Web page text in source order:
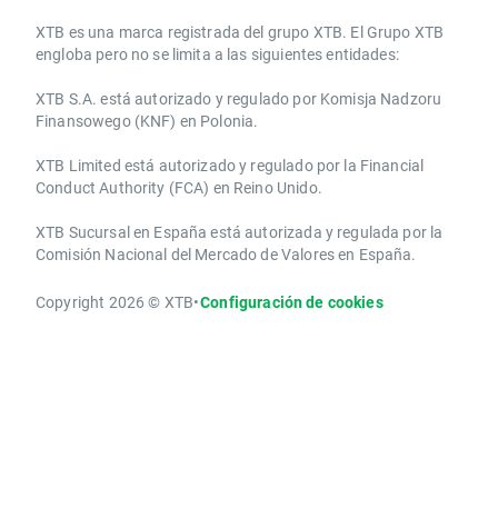
​​XTB es una marca registrada del grupo XTB. El Grupo XTB
engloba pero no se limita a las siguientes entidades:
XTB S.A.​ está autorizado y regulado por Komisja Nadzoru
Finansowego (KNF) ​en Polonia.
XTB Limited ​está autorizado y regulado por la ​Financial
Conduct Authority ​(FCA) en ​​Reino Unido.
XTB Sucursal en España está autorizada y regulada por la
Comisión Nacional del Mercado de Valores en España.
Copyright 2026 © XTB•Configuración de cookies